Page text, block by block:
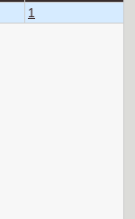
1